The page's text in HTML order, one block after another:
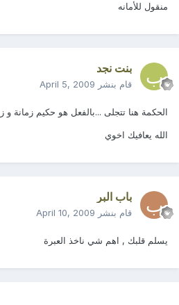
منقول للأمانه
بنت نجد
قام بنشر April 5, 2009
الحكمة هنا تتجلى ...بالفعل هو حكيم زمانة و
الله يعافيك اخوي
باب البر
قام بنشر April 10, 2009
يسلم قلبك , اهم شي ناخذ العبرة